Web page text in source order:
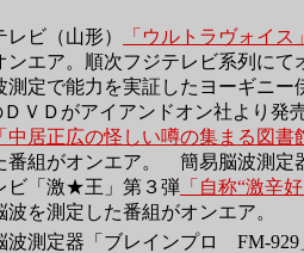
ビ（山形）
「ウルトラヴォイス
ンエア。順次フジテレビ系列に
測定で能力を実証したヨーギニ
ＤＶＤがアイアンドオン社より発
「中居正広の怪しい噂の集まる図書
番組がオンエア。 簡易脳波測定
「激★王」第３弾 「自称“激辛
を測定した番組がオンエア。
測定器「ブレインプロ FM-929